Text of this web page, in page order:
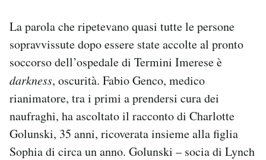
La parola che ripetevano quasi tutte le persone
sopravvissute dopo essere state accolte al pronto
soccorso dell’ospedale di Termini Imerese è
darkness, oscurità. Fabio Genco, medico
rianimatore, tra i primi a prendersi cura dei
naufraghi, ha ascoltato il racconto di Charlotte
Golunski, 35 anni, ricoverata insieme alla figlia
Sophia di circa un anno. Golunski – socia di Lynch